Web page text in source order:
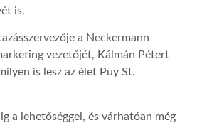
is.
a Neckermann
vezetőjét, Kálmán Pétert
is lesz az élet Puy St.
a lehetőséggel, és várhatóan még